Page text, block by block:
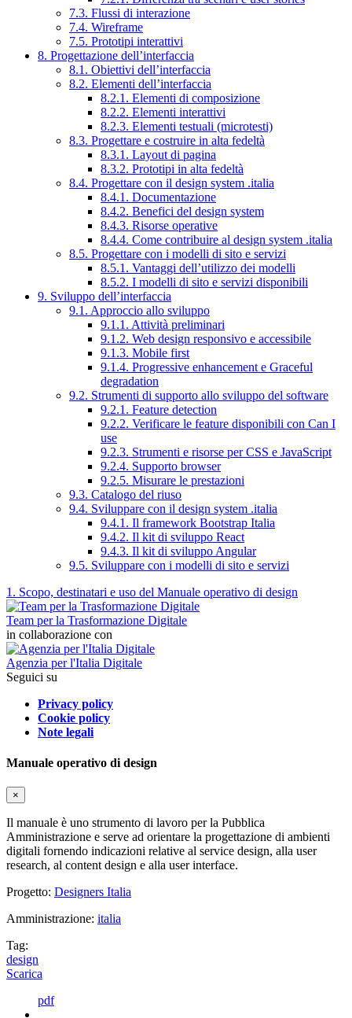
7.3. Flussi di interazione
7.4. Wireframe
7.5. Prototipi interattivi
8. Progettazione dell’interfaccia
8.1. Obiettivi dell’interfaccia
8.2. Elementi dell’interfaccia
8.2.1. Elementi di composizione
8.2.2. Elementi interattivi
8.2.3. Elementi testuali (microtesti)
8.3. Progettare e costruire in alta fedeltà
8.3.1. Layout di pagina
8.3.2. Prototipi in alta fedeltà
8.4. Progettare con il design system .italia
8.4.1. Documentazione
8.4.2. Benefici del design system
8.4.3. Risorse operative
8.4.4. Come contribuire al design system .italia
8.5. Progettare con i modelli di sito e servizi
8.5.1. Vantaggi dell’utilizzo dei modelli
8.5.2. I modelli di sito e servizi disponibili
9. Sviluppo dell’interfaccia
9.1. Approccio allo sviluppo
9.1.1. Attività preliminari
9.1.2. Web design responsivo e accessibile
9.1.3. Mobile first
9.1.4. Progressive enhancement e Graceful
degradation
9.2. Strumenti di supporto allo sviluppo del software
9.2.1. Feature detection
9.2.2. Verificare le feature disponibili con Can I
use
9.2.3. Strumenti e risorse per CSS e JavaScript
9.2.4. Supporto browser
9.2.5. Misurare le prestazioni
9.3. Catalogo del riuso
9.4. Sviluppare con il design system .italia
9.4.1. Il framework Bootstrap Italia
9.4.2. Il kit di sviluppo React
9.4.3. Il kit di sviluppo Angular
9.5. Sviluppare con i modelli di sito e servizi
1. Scopo, destinatari e uso del Manuale operativo di design
Team per la Trasformazione Digitale
in collaborazione con
Agenzia per l'Italia Digitale
Seguici su
Privacy policy
Cookie policy
Note legali
Manuale operativo di design
×
Il manuale è uno strumento di lavoro per la Pubblica
Amministrazione e serve ad orientare la progettazione di ambienti
digitali fornendo indicazioni relative al service design, alla user
research, al content design e alla user interface.
Progetto: Designers Italia
Amministrazione: italia
Tag:
design
Scarica
pdf